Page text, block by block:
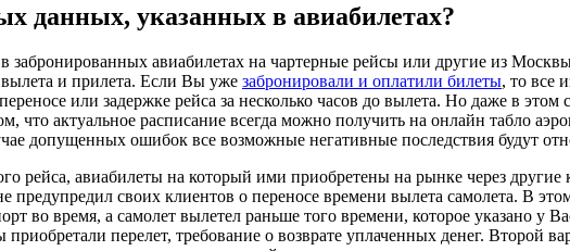
данных, указанных в авиабилетах?
авиабилетах на чартерные рейсы или другие из
вылета и прилета. Если Вы уже забронировали и оплатили билеты, то все
или задержке рейса за несколько часов до вылета. Но даже в
что актуальное расписание всегда можно получить на онлайн табло
допущенных ошибок все возможные негативные последствия будут
рейса, авиабилеты на который ими приобретены на рынке через
предупредил своих клиентов о переносе времени вылета самолета. В
во время, а самолет вылетел раньше того времени, которое указано у
перелет, требование о возврате уплаченных денег. Второй